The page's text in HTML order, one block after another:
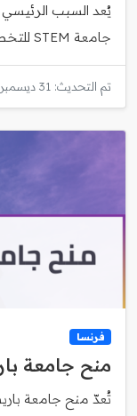
يُعد السبب
جامعة STEM للتخصصات العلمية هو إدراكها أن...
تم التحديث: 31 ديسمبر، 2025
فرنسا
منح جامعة